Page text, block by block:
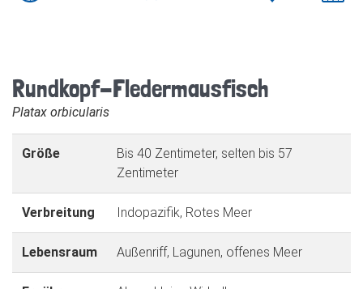
Rundkopf-Fledermausfisch
Platax orbicularis
Größe
Bis 40 Zentimeter, selten bis 57
Zentimeter
Verbreitung Indopazifik, Rotes Meer
Lebensraum Außenriff, Lagunen, offenes Meer